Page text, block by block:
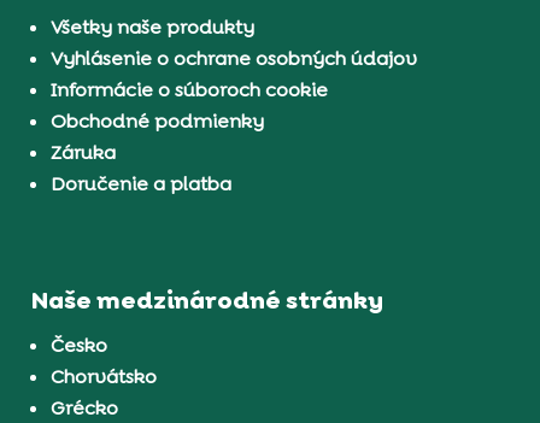
Všetky naše produkty
Vyhlásenie o ochrane osobných údajov
Informácie o súboroch cookie
Obchodné podmienky
Záruka
Doručenie a platba
Naše medzinárodné stránky
Česko
Chorvátsko
Grécko